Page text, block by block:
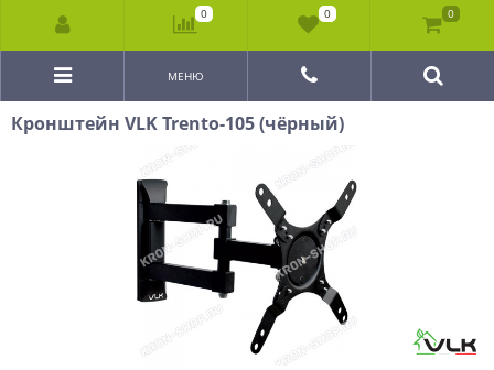
МЕНЮ
Кронштейн VLK Trento-105 (чёрный)
0 0 0